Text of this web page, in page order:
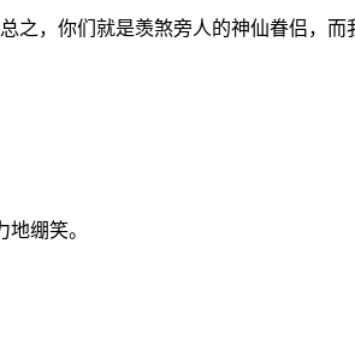
之，你们就是羡煞旁人的神仙眷侣，而
绷笑。